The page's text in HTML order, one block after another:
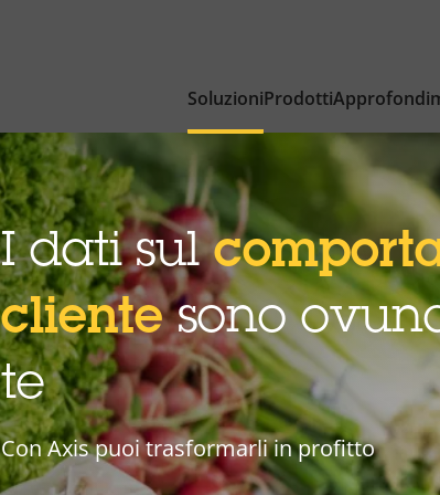
SoluzioniProdotti
I dati sul
clientesono
te
Con Axis puoi trasformarli in profitto